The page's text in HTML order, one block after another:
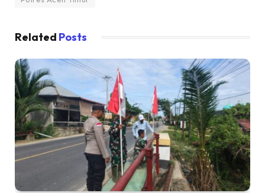
Related Posts